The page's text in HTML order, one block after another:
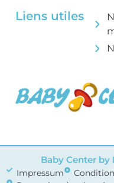
Liens utiles
Baby Center by
Impressum